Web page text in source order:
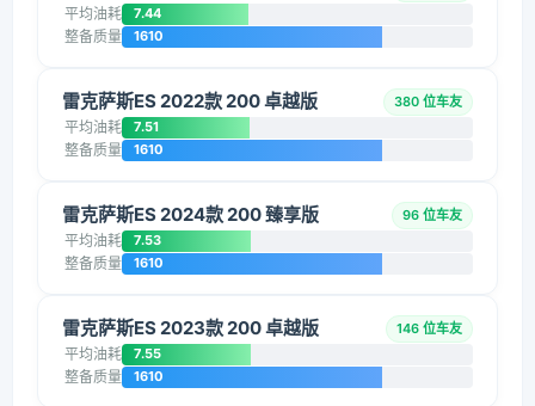
平均油耗 7.44
整备质量 1610
雷克萨斯ES 2022款 200 卓越版 380 位车友
平均油耗 7.51
整备质量 1610
雷克萨斯ES 2024款 200 臻享版 96 位车友
平均油耗 7.53
整备质量 1610
雷克萨斯ES 2023款 200 卓越版 146 位车友
平均油耗 7.55
整备质量 1610